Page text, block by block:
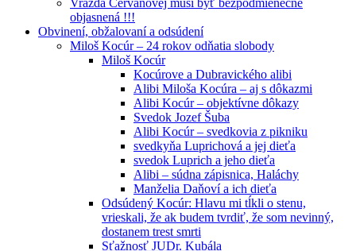
objasnená !!!
Obvinení, obžalovaní a odsúdení
Miloš Kocúr – 24 rokov odňatia slobody
Miloš Kocúr
Kocúrove a Dubravického alibi
Alibi Miloša Kocúra – aj s dôkazmi
Alibi Kocúr – objektívne dôkazy
Svedok Jozef Šuba
Alibi Kocúr – svedkovia z pikniku
svedkyňa Luprichová a jej dieťa
svedok Luprich a jeho dieťa
Alibi – súdna zápisnica, Haláchy
Manželia Daňoví a ich dieťa
Odsúdený Kocúr: Hlavu mi tĺkli o stenu,
vrieskali, že ak budem tvrdiť, že som nevinný,
dostanem trest smrti
Sťažnosť JUDr. Kubála